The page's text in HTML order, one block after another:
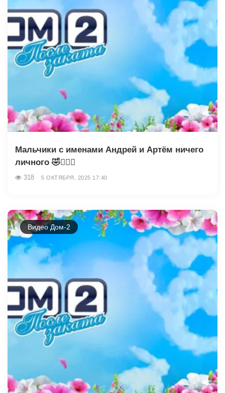
Мальчики с именами Андрей и Артём ничего
личного 🤣🤷🏻‍♀️
318 5 ОКТЯБРЯ, 2025 17:40
Видео Дом-2